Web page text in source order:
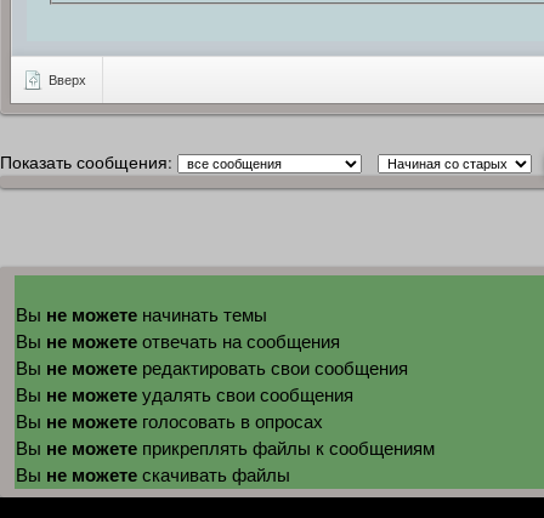
Вверх
Показать сообщения:
Вы не можете начинать темы
Вы не можете отвечать на сообщения
Вы не можете редактировать свои сообщения
Вы не можете удалять свои сообщения
Вы не можете голосовать в опросах
Вы не можете прикреплять файлы к сообщениям
Вы не можете скачивать файлы